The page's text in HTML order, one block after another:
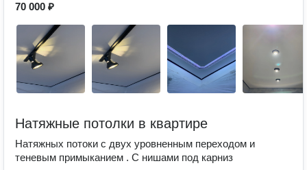
70 000 ₽
Натяжные потолки в квартире
Натяжных потоки с двух уровненным переходом и
теневым примыканием . С нишами под карниз